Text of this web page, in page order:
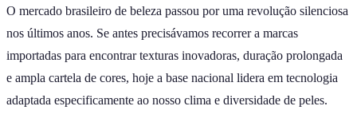
O mercado brasileiro de beleza passou por uma revolução silenciosa
nos últimos anos. Se antes precisávamos recorrer a marcas
importadas para encontrar texturas inovadoras, duração prolongada
e ampla cartela de cores, hoje a base nacional lidera em tecnologia
adaptada especificamente ao nosso clima e diversidade de peles.